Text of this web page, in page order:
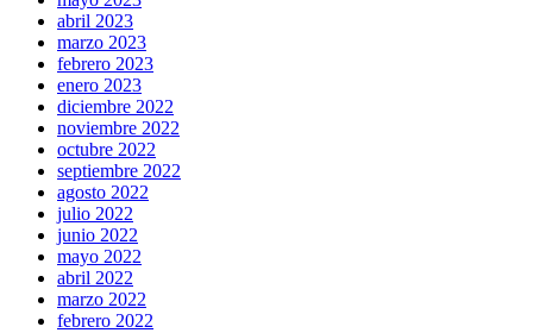
abril 2023
marzo 2023
febrero 2023
enero 2023
diciembre 2022
noviembre 2022
octubre 2022
septiembre 2022
agosto 2022
julio 2022
junio 2022
mayo 2022
abril 2022
marzo 2022
febrero 2022